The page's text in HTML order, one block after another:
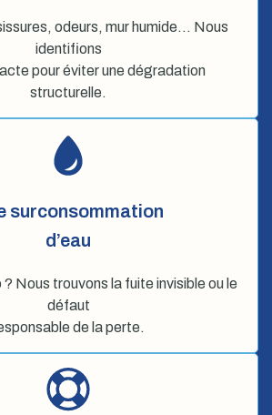
odeurs, mur humide… Nous
identifions
pour éviter une dégradation
structurelle.
surconsommation
d’eau
Nous trouvons la fuite invisible ou le
défaut
de la perte.